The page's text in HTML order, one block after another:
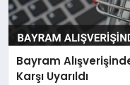
Bayram
Karşı Uyarıldı